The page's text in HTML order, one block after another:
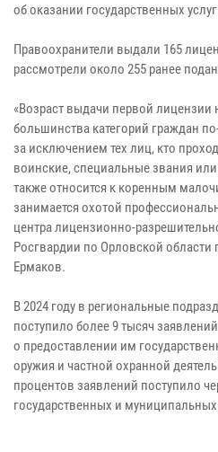
об оказании государственных
Правоохранители выдали 165
рассмотрели около 255 ранее
«Возраст выдачи первой лицензии
большинства категорий граждан
за исключением тех лиц, кто
воинские, специальные звания
также относится к коренным
занимается охотой
центра лицензионно-
Росгвардии по Орловской
Ермаков.
В 2024 году в региональные
поступило более 9 тысяч
о предоставлении им
оружия и частной охранной
процентов заявлений поступило
государственных и муниципальных